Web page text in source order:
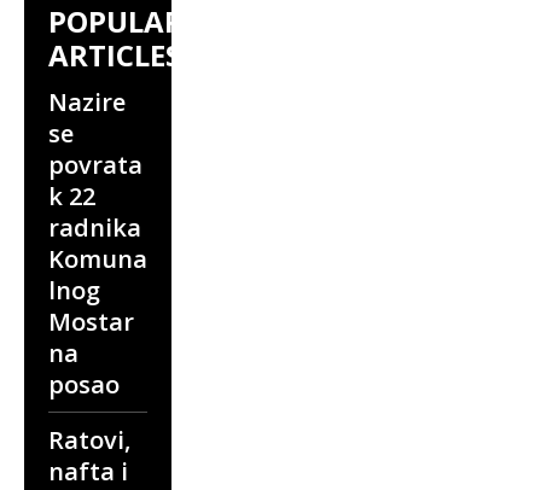
POPULAR
ARTICLES
Nazire
se
povrata
k 22
radnika
Komuna
lnog
Mostar
na
posao
Ratovi,
nafta i